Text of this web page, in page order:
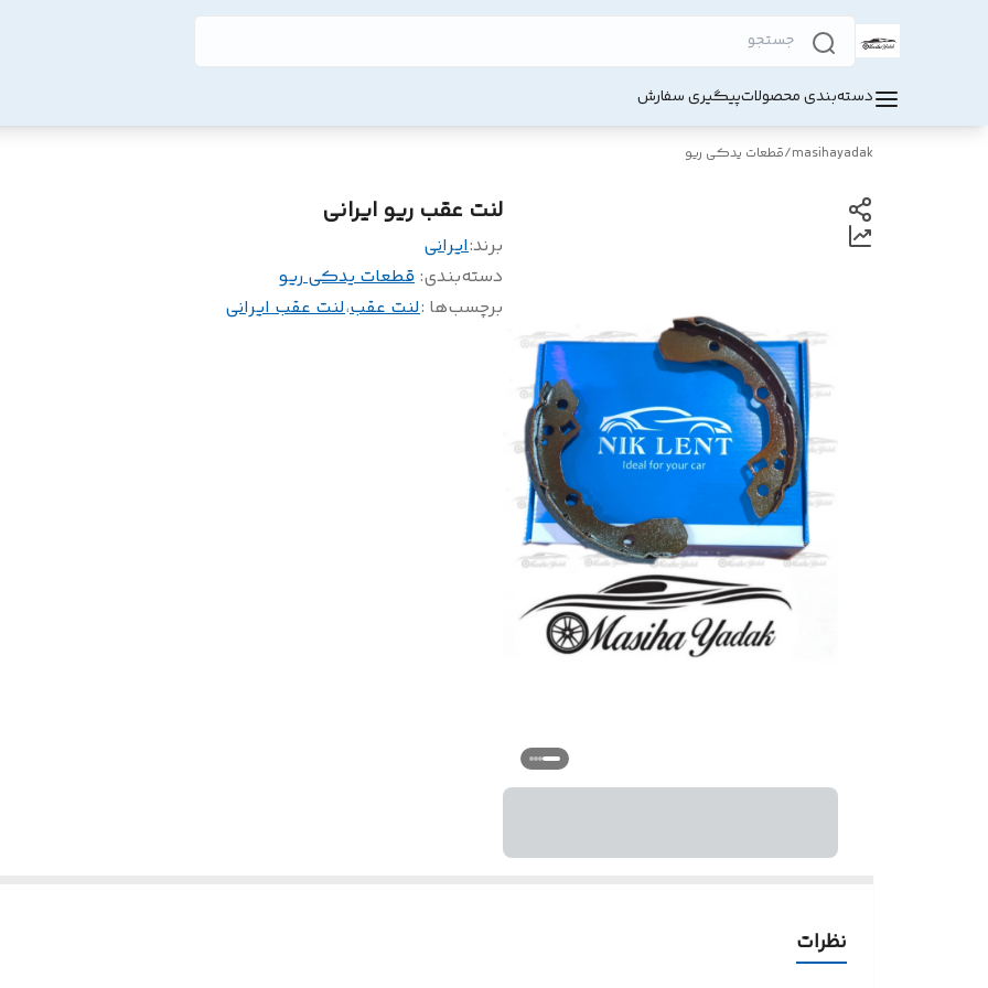
دسته‌بندی محصولاتپیگیری سفارش
masihayadak
/قطعات یدکی ریو
لنت عقب ریو ایرانی
برند:ایرانی
دسته‌بندی: قطعات یدکی ریو
برچسب‌ها :لنت عقب،لنت عقب ایرانی
نظرات